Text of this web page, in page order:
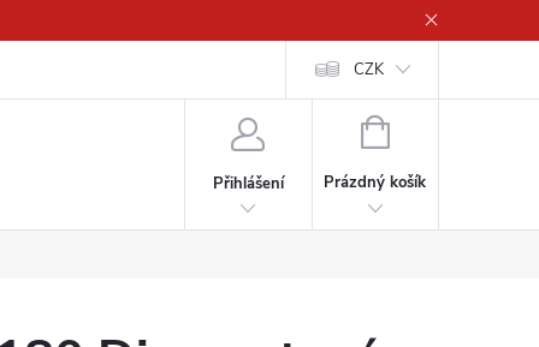
CZK
Přihlášení
NÁKUPNÍ
Prázdný košík